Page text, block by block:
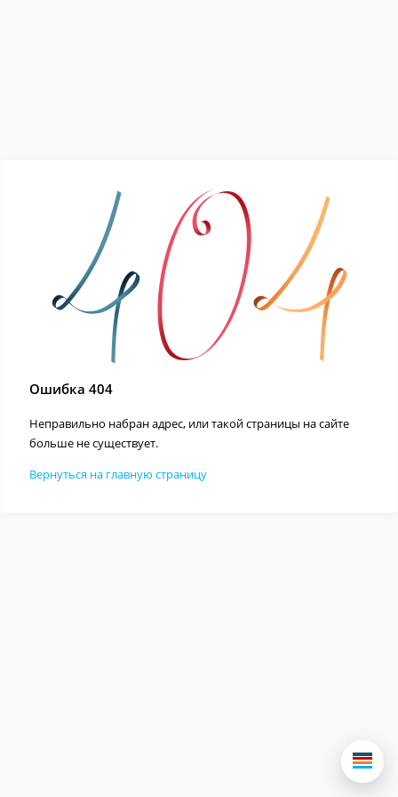
Ошибка 404
Неправильно набран адрес, или такой страницы на сайте
больше не существует.
Вернуться на главную страницу